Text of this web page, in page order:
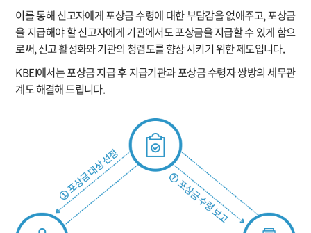
이를 통해 신고자에게 포상금 수령에 대한 부담감을 없애주고, 포상금
을 지급해야 할 신고자에게 기관에서도 포상금을 지급할 수 있게 함으
로써, 신고 활성화와 기관의 청렴도를 향상 시키기 위한 제도입니다.
KBEI에서는 포상금 지급 후 지급기관과 포상금 수령자 쌍방의 세무관
계도 해결해 드립니다.